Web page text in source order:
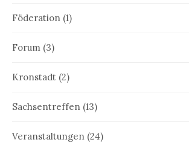
Föderation (1)
Forum (3)
Kronstadt (2)
Sachsentreffen (13)
Veranstaltungen (24)